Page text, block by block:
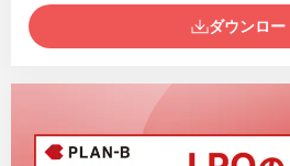
ダウンロー